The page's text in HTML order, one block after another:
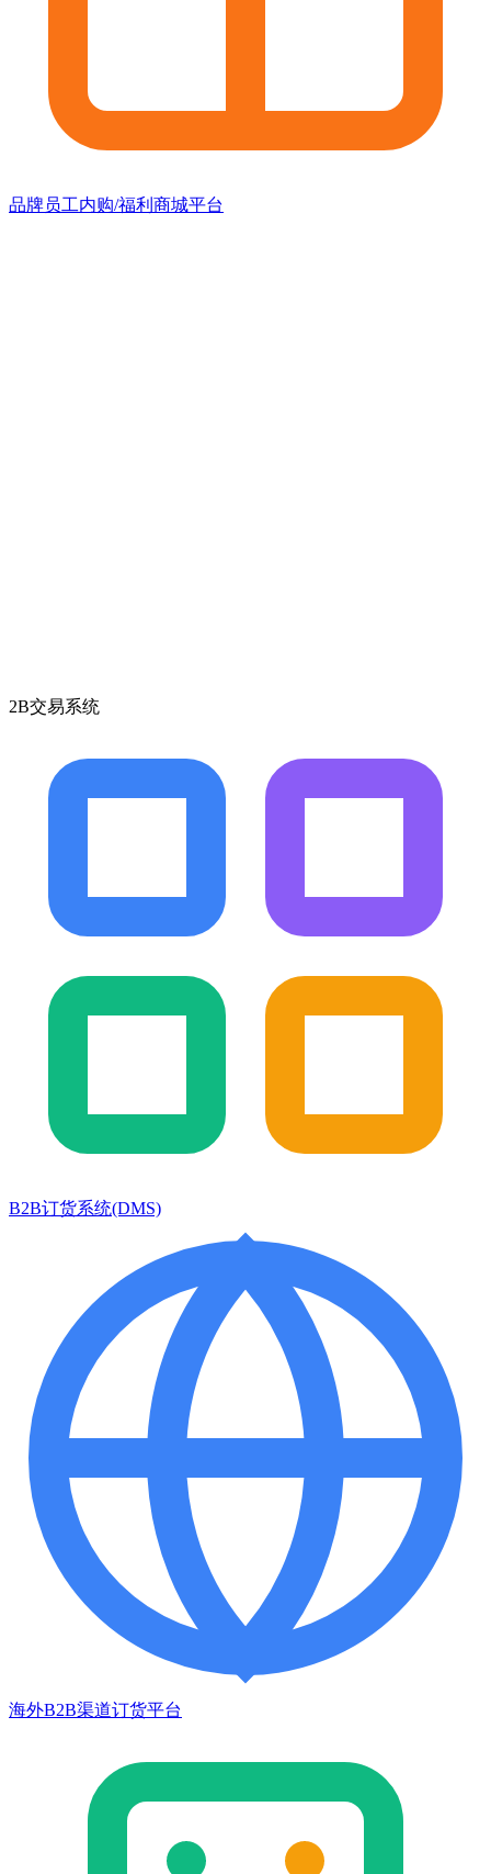
品牌员工内购/福利商城平台
2B交易系统
B2B订货系统(DMS)
海外B2B渠道订货平台